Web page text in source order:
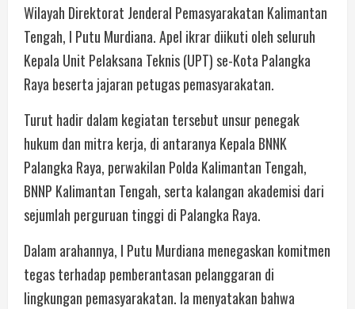
Wilayah Direktorat Jenderal Pemasyarakatan Kalimantan
Tengah, I Putu Murdiana. Apel ikrar diikuti oleh seluruh
Kepala Unit Pelaksana Teknis (UPT) se-Kota Palangka
Raya beserta jajaran petugas pemasyarakatan.
Turut hadir dalam kegiatan tersebut unsur penegak
hukum dan mitra kerja, di antaranya Kepala BNNK
Palangka Raya, perwakilan Polda Kalimantan Tengah,
BNNP Kalimantan Tengah, serta kalangan akademisi dari
sejumlah perguruan tinggi di Palangka Raya.
Dalam arahannya, I Putu Murdiana menegaskan komitmen
tegas terhadap pemberantasan pelanggaran di
lingkungan pemasyarakatan. Ia menyatakan bahwa